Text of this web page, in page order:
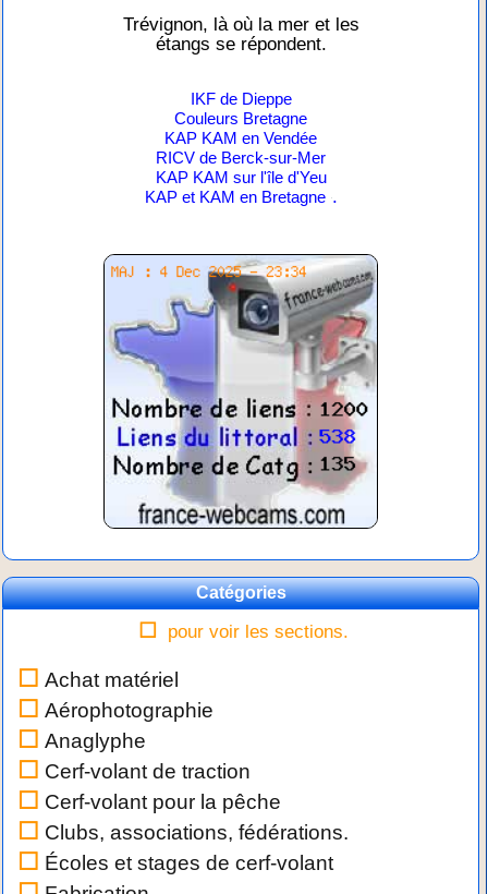
Trévignon, là où la mer et les
étangs se répondent.
IKF de Dieppe
Couleurs Bretagne
KAP KAM en Vendée
RICV de Berck-sur-Mer
KAP KAM sur l'île d'Yeu
KAP et KAM en Bretagne .
Catégories
pour voir les sections.
Achat matériel
Aérophotographie
Anaglyphe
Cerf-volant de traction
Cerf-volant pour la pêche
Clubs, associations, fédérations.
Écoles et stages de cerf-volant